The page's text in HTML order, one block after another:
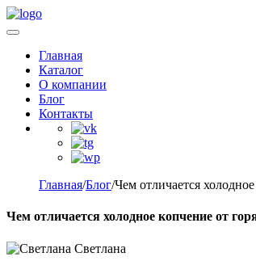
Главная
Каталог
О компании
Блог
Контакты
Главная/Блог/Чем отличается
Чем отличается холодное копчение от
Светлана